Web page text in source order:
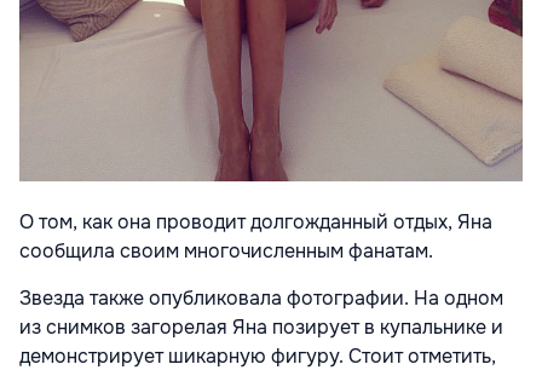
О том, как она проводит долгожданный отдых, Яна
сообщила своим многочисленным фанатам.
Звезда также опубликовала фотографии. На одном
из снимков загорелая Яна позирует в купальнике и
демонстрирует шикарную фигуру. Стоит отметить,